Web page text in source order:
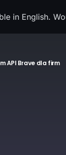
in English.
API Brave dla firm